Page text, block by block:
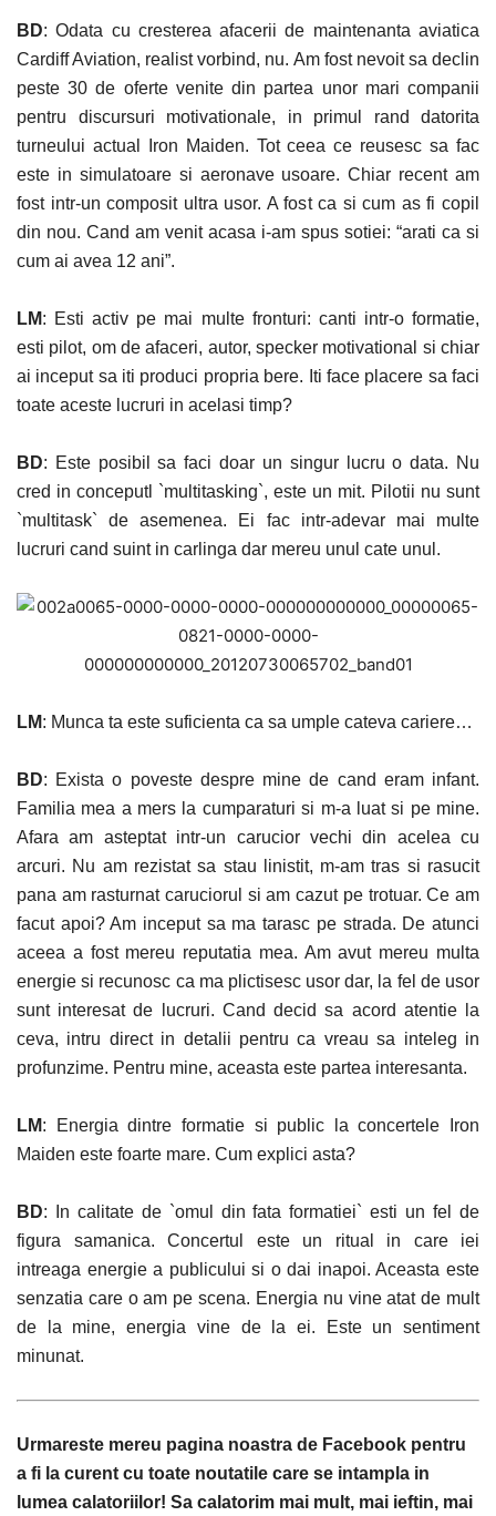
BD: Odata cu cresterea afacerii de maintenanta aviatica
Cardiff Aviation, realist vorbind, nu. Am fost nevoit sa declin
peste 30 de oferte venite din partea unor mari companii
pentru discursuri motivationale, in primul rand datorita
turneului actual Iron Maiden. Tot ceea ce reusesc sa fac
este in simulatoare si aeronave usoare. Chiar recent am
fost intr-un composit ultra usor. A fost ca si cum as fi copil
din nou. Cand am venit acasa i-am spus sotiei: “arati ca si
cum ai avea 12 ani”.
LM: Esti activ pe mai multe fronturi: canti intr-o formatie,
esti pilot, om de afaceri, autor, specker motivational si chiar
ai inceput sa iti produci propria bere. Iti face placere sa faci
toate aceste lucruri in acelasi timp?
BD: Este posibil sa faci doar un singur lucru o data. Nu
cred in conceputl `multitasking`, este un mit. Pilotii nu sunt
`multitask` de asemenea. Ei fac intr-adevar mai multe
lucruri cand suint in carlinga dar mereu unul cate unul.
LM: Munca ta este suficienta ca sa umple cateva cariere…
BD: Exista o poveste despre mine de cand eram infant.
Familia mea a mers la cumparaturi si m-a luat si pe mine.
Afara am asteptat intr-un carucior vechi din acelea cu
arcuri. Nu am rezistat sa stau linistit, m-am tras si rasucit
pana am rasturnat caruciorul si am cazut pe trotuar. Ce am
facut apoi? Am inceput sa ma tarasc pe strada. De atunci
aceea a fost mereu reputatia mea. Am avut mereu multa
energie si recunosc ca ma plictisesc usor dar, la fel de usor
sunt interesat de lucruri. Cand decid sa acord atentie la
ceva, intru direct in detalii pentru ca vreau sa inteleg in
profunzime. Pentru mine, aceasta este partea interesanta.
LM: Energia dintre formatie si public la concertele Iron
Maiden este foarte mare. Cum explici asta?
BD: In calitate de `omul din fata formatiei` esti un fel de
figura samanica. Concertul este un ritual in care iei
intreaga energie a publicului si o dai inapoi. Aceasta este
senzatia care o am pe scena. Energia nu vine atat de mult
de la mine, energia vine de la ei. Este un sentiment
minunat.
Urmareste mereu pagina noastra de Facebook pentru
a fi la curent cu toate noutatile care se intampla in
lumea calatoriilor! Sa calatorim mai mult, mai ieftin, mai